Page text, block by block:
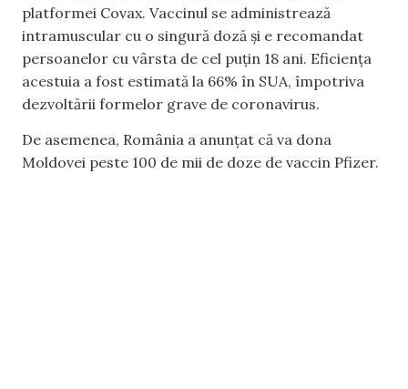
platformei Covax. Vaccinul se administrează
intramuscular cu o singură doză și e recomandat
persoanelor cu vârsta de cel puțin 18 ani. Eficiența
acestuia a fost estimată la 66% în SUA, împotriva
dezvoltării formelor grave de coronavirus.
De asemenea, România a anunțat că va dona
Moldovei peste 100 de mii de doze de vaccin Pfizer.